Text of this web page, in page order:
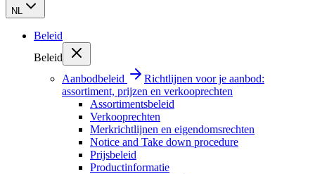
NL
Beleid
Beleid
Aanbodbeleid
Richtlijnen voor je aanbod:
assortiment, prijzen en verkooprechten
Assortimentsbeleid
Verkooprechten
Merkrichtlijnen en eigendomsrechten
Notice and Take down procedure
Prijsbeleid
Productinformatie